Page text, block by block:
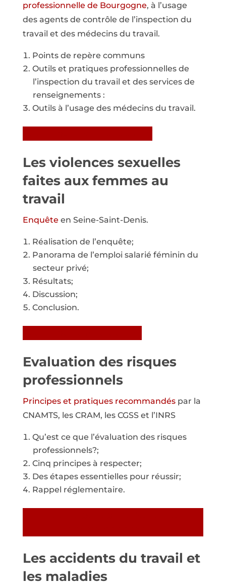
professionnelle de Bourgogne, à l’usage
des agents de contrôle de l’inspection du
travail et des médecins du travail.
Points de repère communs
Outils et pratiques professionnelles de
l’inspection du travail et des services de
renseignements :
Outils à l’usage des médecins du travail.
Les violences sexuelles
faites aux femmes au
travail
Enquête en Seine-Saint-Denis.
Réalisation de l’enquête;
Panorama de l’emploi salarié féminin du
secteur privé;
Résultats;
Discussion;
Conclusion.
Evaluation des risques
professionnels
Principes et pratiques recommandéspar la
CNAMTS, les CRAM, les CGSS et l’INRS
Qu’est ce que l’évaluation des risques
professionnels?;
Cinq principes à respecter;
Des étapes essentielles pour réussir;
Rappel réglementaire.
Les accidents du travail et
les maladies